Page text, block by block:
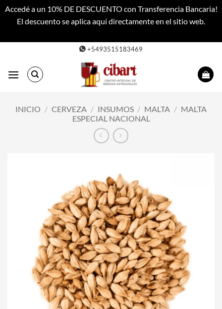
Accedé a un 10% DE DESCUENTO con Transferencia Bancaria!
El descuento se aplica aquí directamente en el sitio web.
contenido
+5493515183469
INICIO / CERVEZA / INSUMOS / MALTA / MALTA
ESPECIAL NACIONAL